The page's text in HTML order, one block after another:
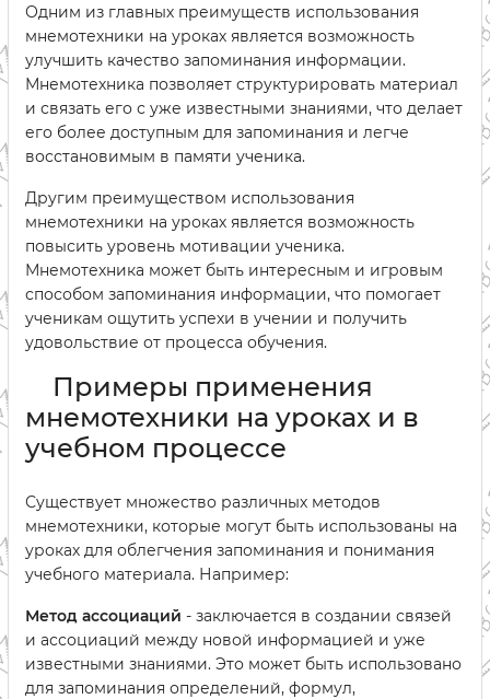
Одним из главных преимуществ использования
мнемотехники на уроках является возможность
улучшить качество запоминания информации.
Мнемотехника позволяет структурировать материал
и связать его с уже известными знаниями, что делает
его более доступным для запоминания и легче
восстановимым в памяти ученика.
Другим преимуществом использования
мнемотехники на уроках является возможность
повысить уровень мотивации ученика.
Мнемотехника может быть интересным и игровым
способом запоминания информации, что помогает
ученикам ощутить успехи в учении и получить
удовольствие от процесса обучения.
Примеры применения
мнемотехники на уроках и в
учебном процессе
Существует множество различных методов
мнемотехники, которые могут быть использованы на
уроках для облегчения запоминания и понимания
учебного материала. Например:
Метод ассоциаций - заключается в создании связей
и ассоциаций между новой информацией и уже
известными знаниями. Это может быть использовано
для запоминания определений, формул,